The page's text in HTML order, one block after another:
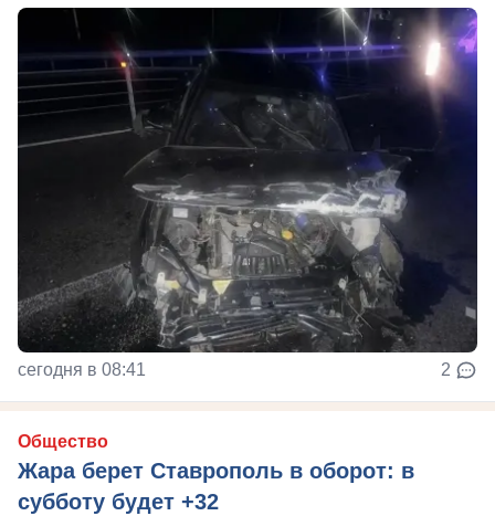
сегодня в 08:41 2
Общество
Жара берет Ставрополь в оборот: в
субботу будет +32